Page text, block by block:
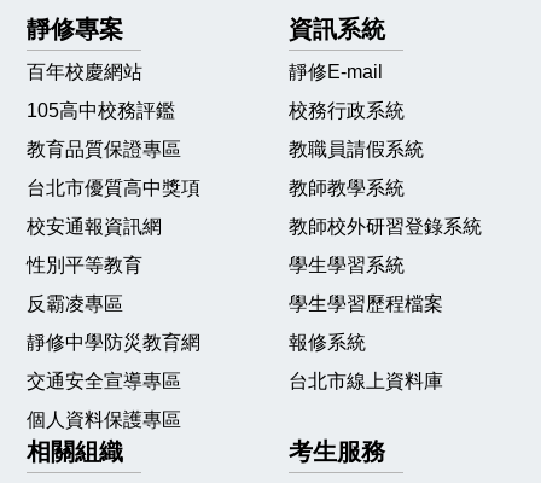
靜修專案
百年校慶網站
105高中校務評鑑
教育品質保證專區
台北市優質高中獎項
校安通報資訊網
性別平等教育
反霸凌專區
靜修中學防災教育網
交通安全宣導專區
個人資料保護專區
資訊系統
靜修E-mail
校務行政系統
教職員請假系統
教師教學系統
教師校外研習登錄系統
學生學習系統
學生學習歷程檔案
報修系統
台北市線上資料庫
相關組織 考生服務